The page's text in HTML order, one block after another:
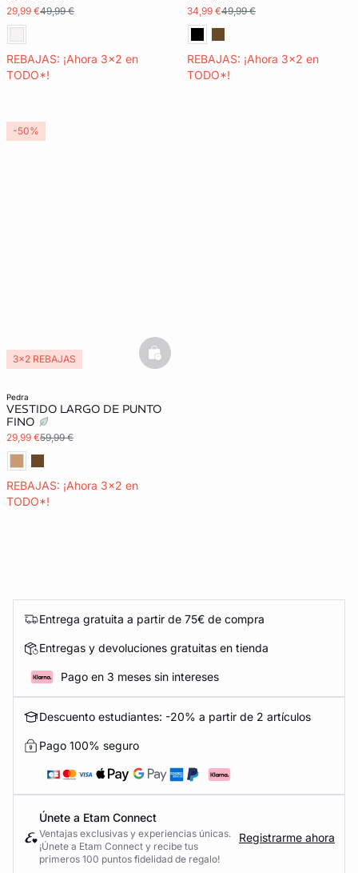
29,99 €49,99 €
REBAJAS: ¡Ahora 3x2 en
TODO*!
34,99 €49,99 €
REBAJAS: ¡Ahora 3x2 en
TODO*!
pedra
VESTIDO LARGO DE PUNTO
FINO
29,99 €59,99 €
REBAJAS: ¡Ahora 3x2 en
TODO*!
3x2 REBAJAS basketfull
-50%
Entrega gratuita a partir de 75€ de compra
Entregas y devoluciones gratuitas en tienda
Pago en 3 meses sin intereses
Descuento estudiantes: -20% a partir de 2 artículos
Pago 100% seguro
Únete a Etam Connect
Ventajas exclusivas y experiencias únicas.
¡Únete a Etam Connect y recibe tus
primeros 100 puntos fidelidad de regalo!
Registrarme ahora